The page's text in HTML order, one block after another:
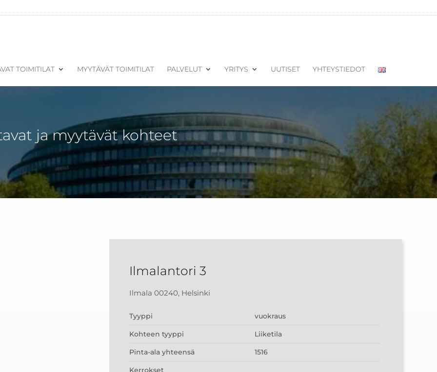
TOIMITILAT MYYTÄVÄT TOIMITILAT PALVELUT YRITYS UUTISET YHTEYSTIEDOT
ja myytävät kohteet
Ilmalantori 3
Ilmala 00240, Helsinki
Tyyppi vuokraus
Kohteen tyyppi Liiketila
Pinta-ala yhteensä 1516
Kerrokset